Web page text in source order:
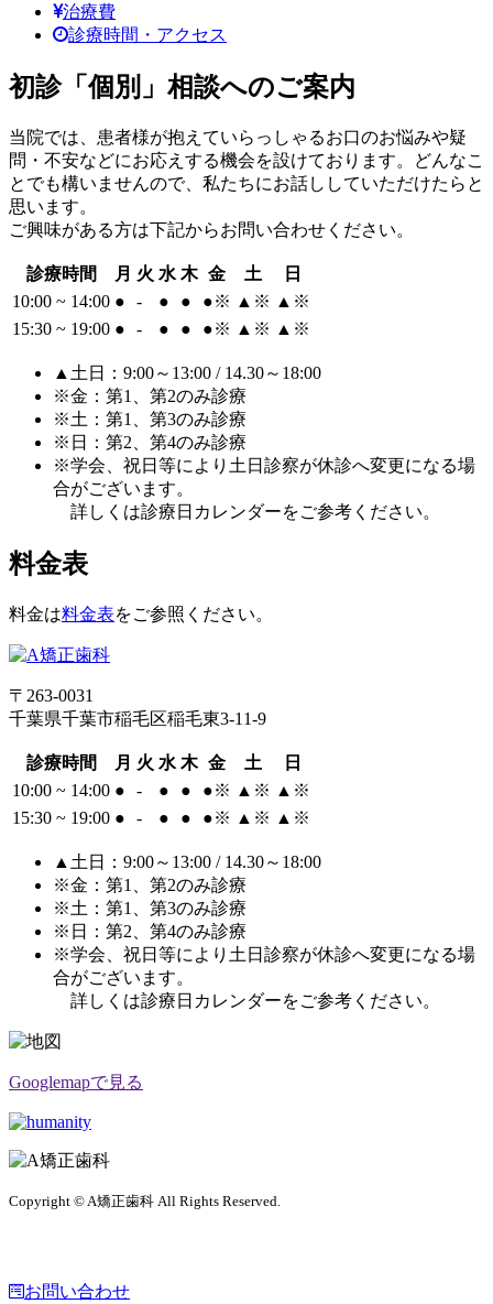
治療費
診療時間・アクセス
初診「個別」相談へのご案内
当院では、患者様が抱えていらっしゃるお口のお悩みや疑
問・不安などにお応えする機会を設けております。どんなこ
とでも構いませんので、私たちにお話ししていただけたらと
思います。
ご興味がある方は下記からお問い合わせください。
診療時間 月 火 水 木 金 土
日
10:00 ~ 14:00 ● - ● ● ●※ ▲ ※ ▲ ※
15:30 ~ 19:00 ● - ● ● ●※ ▲ ※ ▲ ※
▲土日：9:00～13:00 / 14.30～18:00
※金：第1、第2のみ診療
※土：第1、第3のみ診療
※日：第2、第4のみ診療
※学会、祝日等により土日診察が休診へ変更になる場
合がございます。
詳しくは診療日カレンダーをご参考ください。
料金表
料金は料金表をご参照ください。
〒263-0031
千葉県千葉市稲毛区稲毛東3-11-9
診療時間 月 火 水 木 金 土
日
10:00 ~ 14:00 ● - ● ● ●※ ▲ ※ ▲ ※
15:30 ~ 19:00 ● - ● ● ●※ ▲ ※ ▲ ※
▲土日：9:00～13:00 / 14.30～18:00
※金：第1、第2のみ診療
※土：第1、第3のみ診療
※日：第2、第4のみ診療
※学会、祝日等により土日診察が休診へ変更になる場
合がございます。
詳しくは診療日カレンダーをご参考ください。
Googlemapで見る
Copyright © A矯正歯科 All Rights Reserved.
お問い合わせ